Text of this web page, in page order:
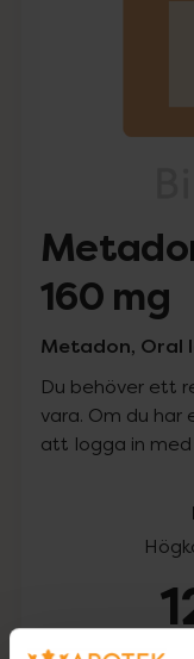
160 mg
Metadon, Oral
Du behöver ett
vara. Om du
att logga in